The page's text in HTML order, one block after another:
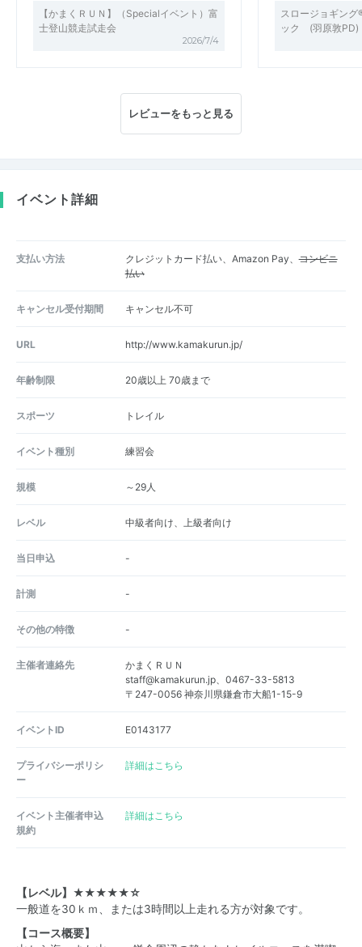
【かまくＲＵＮ】（Specialイベント）富
士登山競走試走会
2026/7/4
スロージョギン
ック (羽原敦PD)
レビューをもっと見る
イベント詳細
支払い方法 クレジットカード払い、Amazon Pay、コンビニ
払い
キャンセル受付期間 キャンセル不可
URL http://www.kamakurun.jp/
年齢制限 20歳以上 70歳まで
スポーツ トレイル
イベント種別 練習会
規模 ～29人
レベル 中級者向け、上級者向け
当日申込 -
計測 -
その他の特徴 -
主催者連絡先
かまくＲＵＮ
staff@kamakurun.jp、0467-33-5813
〒247-0056 神奈川県鎌倉市大船1-15-9
イベントID E0143177
プライバシーポリシ
ー
詳細はこちら
イベント主催者申込
規約
詳細はこちら
【レベル】★★★★★☆
一般道を30ｋｍ、または3時間以上走れる方が対象です。
【コース概要】